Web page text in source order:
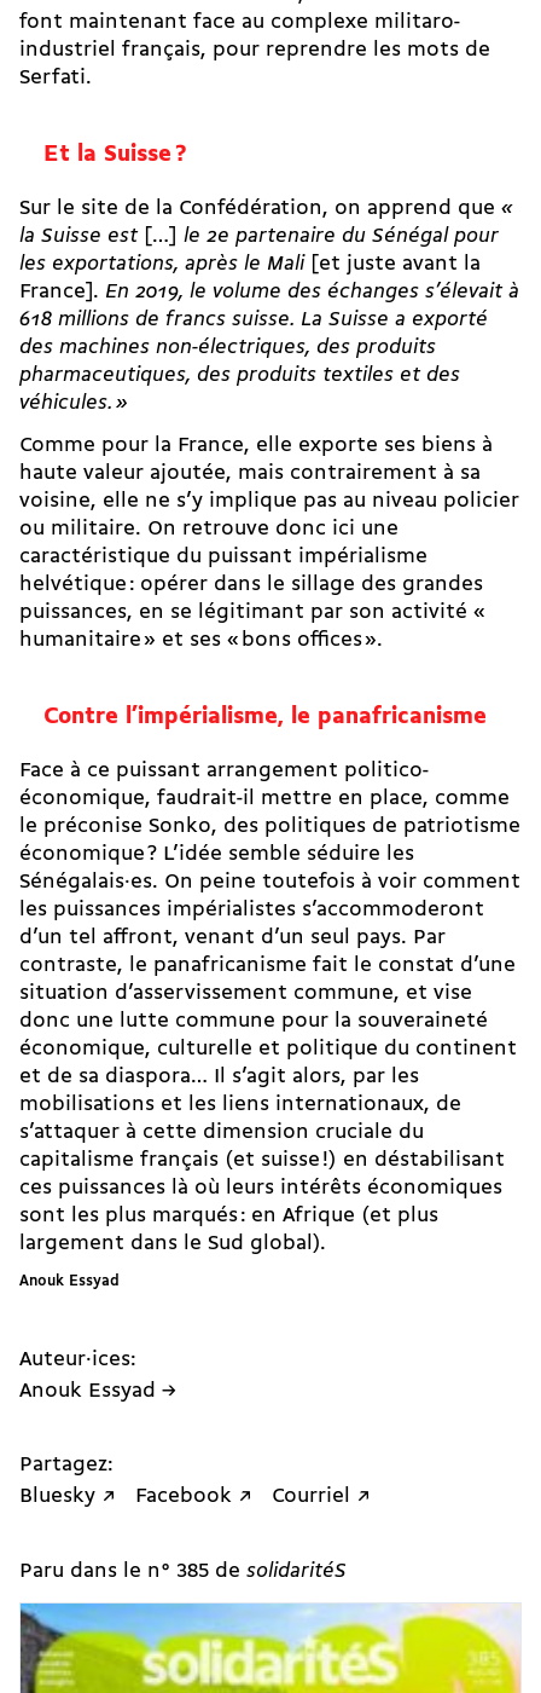
font maintenant face au complexe militaro-
industriel français, pour reprendre les mots de
Serfati.
Et la Suisse ?
Sur le site de la Confédération, on apprend que «
la Suisse est[…] le 2e partenaire du Sénégal pour
les exportations, après le Mali [et juste avant la
France]. En 2019, le volume des échanges s’élevait à
618 millions de francs suisse. La Suisse a exporté
des machines non-électriques, des produits
pharmaceutiques, des produits textiles et des
véhicules. »
Comme pour la France, elle exporte ses biens à
haute valeur ajoutée, mais contrairement à sa
voisine, elle ne s’y implique pas au niveau policier
ou militaire. On retrouve donc ici une
caractéristique du puissant impérialisme
helvétique : opérer dans le sillage des grandes
puissances, en se légitimant par son activité «
humanitaire » et ses « bons offices ».
Contre l’impérialisme, le panafricanisme
Face à ce puissant arrangement politico-
économique, faudrait-il mettre en place, comme
le préconise Sonko, des politiques de patriotisme
économique ? L’idée semble séduire les
Sénégalais·es. On peine toutefois à voir comment
les puissances impérialistes s’accommoderont
d’un tel affront, venant d’un seul pays. Par
contraste, le panafricanisme fait le constat d’une
situation d’asservissement commune, et vise
donc une lutte commune pour la souveraineté
économique, culturelle et politique du continent
et de sa diaspora… Il s’agit alors, par les
mobilisations et les liens internationaux, de
s’attaquer à cette dimension cruciale du
capitalisme français (et suisse !) en déstabilisant
ces puissances là où leurs intérêts économiques
sont les plus marqués : en Afrique (et plus
largement dans le Sud global).
Anouk Essyad
Auteur·ices:
Anouk Essyad →
Partagez:
Bluesky ↗
Facebook ↗ Courriel ↗
Paru dans le n° 385 de solidaritéS